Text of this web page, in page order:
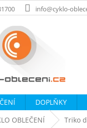
info@cyklo-
DOPLŇKY
OBLEČENÍ Triko